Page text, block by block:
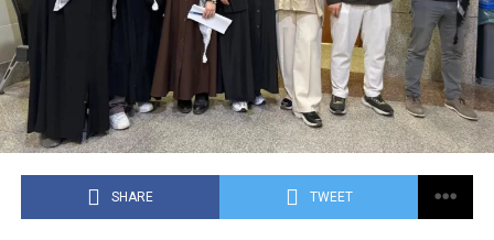
SHARE TWEET